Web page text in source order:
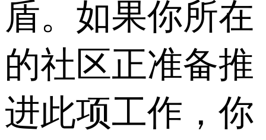
盾。如果你所在
的社区正准备推
进此项工作，你